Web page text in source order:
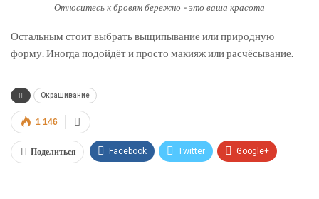
Относитесь к бровям бережно - это ваша красота
Остальным стоит выбрать выщипывание или природную
форму. Иногда подойдёт и просто макияж или расчёсывание.
Окрашивание
1 146
Поделиться Facebook Twitter Google+